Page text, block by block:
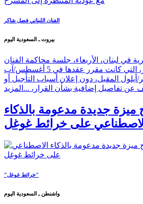
الفنان اللبناني فضل شاكر
بيروت ـ السعودية اليوم
في لبنان، الأربعاء، جلسة محاكمة الفنان
اللبناني فضل شاكر، التي كانت مقرر عقدها في 5 أغسطس/آب
إلى 23 سبتمبر/أيلول المقبل، دون إعلان أسباب التأجيل أو
عن تفاصيل إضافية بشأن القرار، ... المزيد
جديدة مدعومة بالذكاء
على خرائط غوغل
"خرائط غوغل"
واشنطن ـ السعودية اليوم